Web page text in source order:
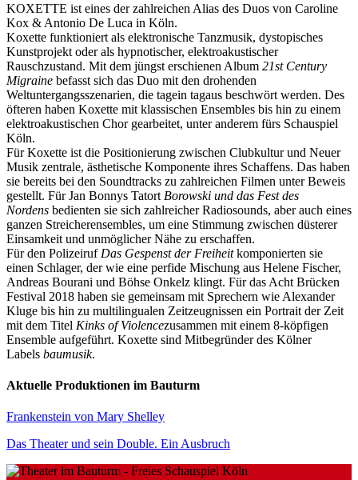
KOXETTE ist eines der zahlreichen Alias des Duos von Caroline
Kox & Antonio De Luca in Köln.
Koxette funktioniert als elektronische Tanzmusik, dystopisches
Kunstprojekt oder als hypnotischer, elektroakustischer
Rauschzustand. Mit dem jüngst erschienen Album 21st Century
Migraine befasst sich das Duo mit den drohenden
Weltuntergangsszenarien, die tagein tagaus beschwört werden. Des
öfteren haben Koxette mit klassischen Ensembles bis hin zu einem
elektroakustischen Chor gearbeitet, unter anderem fürs Schauspiel
Köln.
Für Koxette ist die Positionierung zwischen Clubkultur und Neuer
Musik zentrale, ästhetische Komponente ihres Schaffens. Das haben
sie bereits bei den Soundtracks zu zahlreichen Filmen unter Beweis
gestellt. Für Jan Bonnys Tatort Borowski und das Fest des
Nordens bedienten sie sich zahlreicher Radiosounds, aber auch eines
ganzen Streicherensembles, um eine Stimmung zwischen düsterer
Einsamkeit und unmöglicher Nähe zu erschaffen.
Für den Polizeiruf Das Gespenst der Freiheitkomponierten sie
einen Schlager, der wie eine perfide Mischung aus Helene Fischer,
Andreas Bourani und Böhse Onkelz klingt. Für das Acht Brücken
Festival 2018 haben sie gemeinsam mit Sprechern wie Alexander
Kluge bis hin zu multilingualen Zeitzeugnissen ein Portrait der Zeit
mit dem Titel Kinks of Violencezusammen mit einem 8-köpfigen
Ensemble aufgeführt. Koxette sind Mitbegründer des Kölner
Labels baumusik.
Aktuelle Produktionen im Bauturm
Frankenstein von Mary Shelley
Das Theater und sein Double. Ein Ausbruch